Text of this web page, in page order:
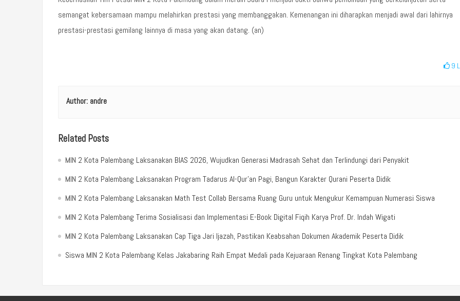
semangat kebersamaan mampu melahirkan prestasi yang membanggakan. Kemenangan ini diharapkan menjadi awal dari lahirnya
prestasi-prestasi gemilang lainnya di masa yang akan datang. (an)
9
Author: andre
Related Posts
MIN 2 Kota Palembang Laksanakan BIAS 2026, Wujudkan Generasi Madrasah Sehat dan Terlindungi dari Penyakit
MIN 2 Kota Palembang Laksanakan Program Tadarus Al-Qur’an Pagi, Bangun Karakter Qurani Peserta Didik
MIN 2 Kota Palembang Laksanakan Math Test Collab Bersama Ruang Guru untuk Mengukur Kemampuan Numerasi Siswa
MIN 2 Kota Palembang Terima Sosialisasi dan Implementasi E-Book Digital Fiqih Karya Prof. Dr. Indah Wigati
MIN 2 Kota Palembang Laksanakan Cap Tiga Jari Ijazah, Pastikan Keabsahan Dokumen Akademik Peserta Didik
Siswa MIN 2 Kota Palembang Kelas Jakabaring Raih Empat Medali pada Kejuaraan Renang Tingkat Kota Palembang